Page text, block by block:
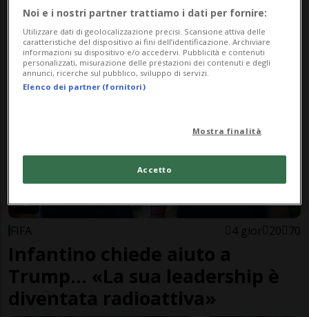
SENZA TRUCCO SENZA ING…ARNO
«Infantino rischia grosso»
FIFA 4 gior 20 70
Infantino chiede aiuto a
Trump... «La sua leadership è
diventata radioattiva»
Noi e i nostri partner trattiamo i dati per fornire:
Utilizzare dati di geolocalizzazione precisi. Scansione attiva delle
caratteristiche del dispositivo ai fini dell’identificazione. Archiviare
informazioni su dispositivo e/o accedervi. Pubblicità e contenuti
personalizzati, misurazione delle prestazioni dei contenuti e degli
annunci, ricerche sul pubblico, sviluppo di servizi.
Elenco dei partner (fornitori)
Mostra finalità
Accetto